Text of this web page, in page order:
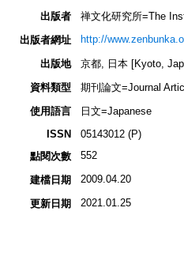
出版者
禅文化研究所=The
出版者網址
http://
出版地
京都, 日本 [Kyoto,
資料類型
期刊論文=Journal
使用語言
日文=Japanese
ISSN
05143012 (P)
點閱次數
552
建檔日期 2009.04.20
更新日期 2021.01.25